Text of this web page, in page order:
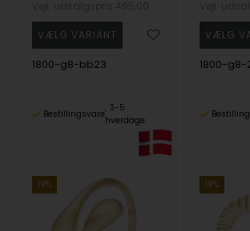
1800-g8-bb23
Bestillingsvare
3-5
hverdage
1800-g8-
19% 19%